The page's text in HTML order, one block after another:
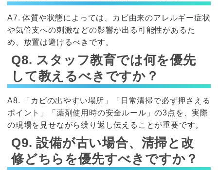
A7. 体質や状態によっては、カビ由来のアレルギー症状
や気管支への刺激などの影響が出る可能性があるた
め、放置は避けるべきです。
Q8. スタッフ教育では何を優先
して教えるべきですか？
A8. 「カビの出やすい場所」「日常清掃で必ず押さえる
ポイント」「薬剤使用時の安全ルール」の3点を、実際
の現場を見せながら繰り返し伝えることが重要です。
Q9. 設備が古い場合、清掃と改
修どちらを優先すべきですか？